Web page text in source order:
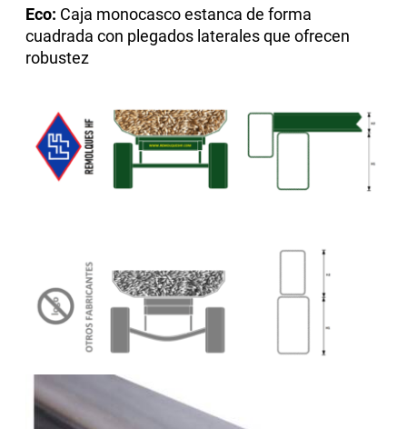
Eco: Caja monocasco estanca de forma
cuadrada con plegados laterales que ofrecen
robustez